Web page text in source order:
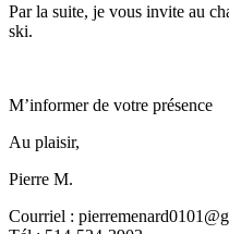
Par la suite, je vous invite au
ski.
M’informer de votre présence
Au plaisir,
Pierre M.
Courriel :